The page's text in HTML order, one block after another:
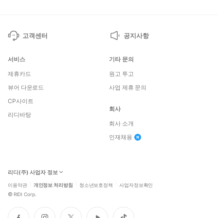
고객센터 공지사항
서비스
제휴카드
뷰어 다운로드
CP사이트
리디바탕
기타 문의
원고 투고
사업 제휴 문의
회사
회사 소개
인재채용
리디(주) 사업자 정보
이용약관 개인정보 처리방침 청소년보호정책 사업자정보확인
© RIDI Corp.